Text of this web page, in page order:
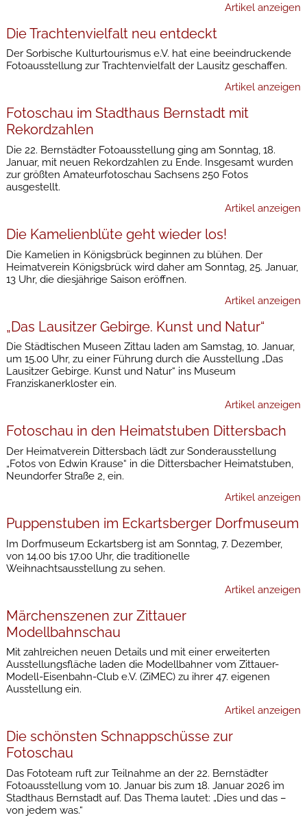
Artikel anzeigen
Die Trachtenvielfalt neu entdeckt
Der Sorbische Kulturtourismus e.V. hat eine beeindruckende
Fotoausstellung zur Trachtenvielfalt der Lausitz geschaffen.
Artikel anzeigen
Fotoschau im Stadthaus Bernstadt mit
Rekordzahlen
Die 22. Bernstädter Fotoausstellung ging am Sonntag, 18.
Januar, mit neuen Rekordzahlen zu Ende. Insgesamt wurden
zur größten Amateurfotoschau Sachsens 250 Fotos
ausgestellt.
Artikel anzeigen
Die Kamelienblüte geht wieder los!
Die Kamelien in Königsbrück beginnen zu blühen. Der
Heimatverein Königsbrück wird daher am Sonntag, 25. Januar,
13 Uhr, die diesjährige Saison eröffnen.
Artikel anzeigen
„Das Lausitzer Gebirge. Kunst und Natur“
Die Städtischen Museen Zittau laden am Samstag, 10. Januar,
um 15.00 Uhr, zu einer Führung durch die Ausstellung „Das
Lausitzer Gebirge. Kunst und Natur“ ins Museum
Franziskanerkloster ein.
Artikel anzeigen
Fotoschau in den Heimatstuben Dittersbach
Der Heimatverein Dittersbach lädt zur Sonderausstellung
„Fotos von Edwin Krause“ in die Dittersbacher Heimatstuben,
Neundorfer Straße 2, ein.
Artikel anzeigen
Puppenstuben im Eckartsberger Dorfmuseum
Im Dorfmuseum Eckartsberg ist am Sonntag, 7. Dezember,
von 14.00 bis 17.00 Uhr, die traditionelle
Weihnachtsausstellung zu sehen.
Artikel anzeigen
Märchenszenen zur Zittauer
Modellbahnschau
Mit zahlreichen neuen Details und mit einer erweiterten
Ausstellungsfläche laden die Modellbahner vom Zittauer-
Modell-Eisenbahn-Club e.V. (ZiMEC) zu ihrer 47. eigenen
Ausstellung ein.
Artikel anzeigen
Die schönsten Schnappschüsse zur
Fotoschau
Das Fototeam ruft zur Teilnahme an der 22. Bernstädter
Fotoausstellung vom 10. Januar bis zum 18. Januar 2026 im
Stadthaus Bernstadt auf. Das Thema lautet: „Dies und das –
von jedem was.“